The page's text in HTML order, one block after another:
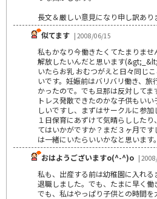
長文＆厳しい意見になり申し訳あり
似てます | 2008/06/15
私もかなり今働きたくてたまりま
解放したいんだと思います
いたらお乳 おむつがえと日々同じ
いです。妊娠前はバリバリ働き、
かったので。でも旦那は反対してま
トレス発散できたのかな子供もい
しいですし、まずはサークルに参
１日保育にあずけて気晴らしした
てはいかがですか？まだ３ヶ月で
は一緒にいたらいいかなと思います。
おはようございますo(^-^)o |
私も、出産する前は幼稚園に入れ
退職しました。でも、たまに早く働
でも、私はやっぱり子供との時間を